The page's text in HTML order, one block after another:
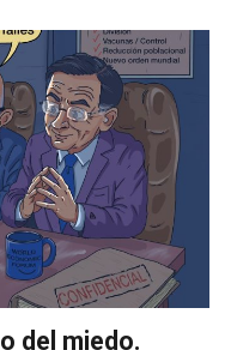
del miedo.